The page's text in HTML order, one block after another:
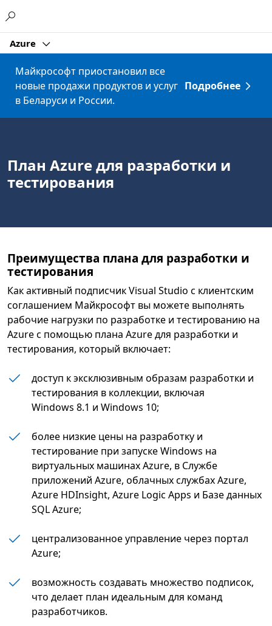
Azure
Майкрософт приостановил все
новые продажи продуктов и услуг
в Беларуси и России.
Подробнее
План Azure для разработки и
тестирования
Преимущества плана для разработки и
тестирования
Как активный подписчик Visual Studio с клиентским
соглашением Майкрософт вы можете выполнять
рабочие нагрузки по разработке и тестированию на
Azure с помощью плана Azure для разработки и
тестирования, который включает:
доступ к эксклюзивным образам разработки и
тестирования в коллекции, включая
Windows 8.1 и Windows 10;
более низкие цены на разработку и
тестирование при запуске Windows на
виртуальных машинах Azure, в Службе
приложений Azure, облачных службах Azure,
Azure HDInsight, Azure Logic Apps и Базе данных
SQL Azure;
централизованное управление через портал
Azure;
возможность создавать множество подписок,
что делает план идеальным для команд
разработчиков.